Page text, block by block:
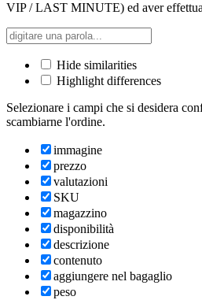
VIP / LAST MINUTE) ed aver
Hide similarities
Highlight differences
Selezionare i campi che si desidera
scambiarne l'ordine.
immagine
prezzo
valutazioni
SKU
magazzino
disponibilità
descrizione
contenuto
aggiungere nel bagaglio
peso